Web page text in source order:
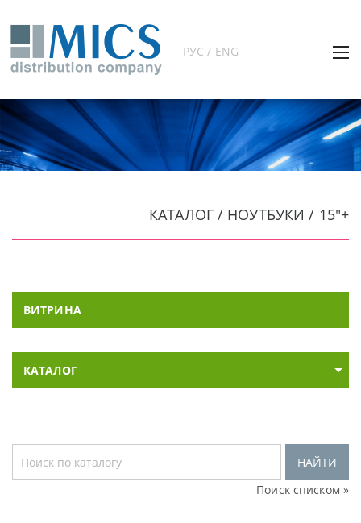
РУС / ENG
КАТАЛОГ / НОУТБУКИ / 15"+
ВИТРИНА
КАТАЛОГ
НАЙТИ
Поиск списком »